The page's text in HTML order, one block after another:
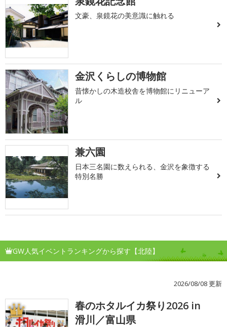
文豪、泉鏡花の美意識に触れる
金沢くらしの博物館
昔懐かしの木造校舎を博物館にリニューア
ル
兼六園
日本三名園に数えられる、金沢を象徴する
特別名勝
GW人気イベントランキングから探す【北陸】
2026/08/08 更新
1
春のホタルイカ祭り2026 in
滑川／富山県